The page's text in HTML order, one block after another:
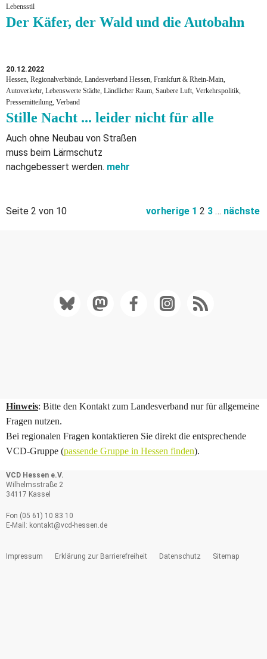
Lebensstil
Der Käfer, der Wald und die Autobahn
20.12.2022
Hessen, Regionalverbände, Landesverband Hessen, Frankfurt & Rhein-Main,
Autoverkehr, Lebenswerte Städte, Ländlicher Raum, Saubere Luft, Verkehrspolitik,
Pressemitteilung, Verband
Stille Nacht ... leider nicht für alle
Auch ohne Neubau von Straßen
muss beim Lärmschutz
nachgebessert werden. mehr
Seite 2 von 10 vorherige 1 2 3 … nächste
Hinweis: Bitte den Kontakt zum Landesverband nur für allgemeine
Fragen nutzen.
Bei regionalen Fragen kontaktieren Sie direkt die entsprechende
VCD-Gruppe (passende Gruppe in Hessen finden).
VCD Hessen e.V.
Wilhelmsstraße 2
34117 Kassel
Fon (05 61) 10 83 10
E-Mail: kontakt@vcd-hessen.de
Impressum Erklärung zur Barrierefreiheit Datenschutz Sitemap